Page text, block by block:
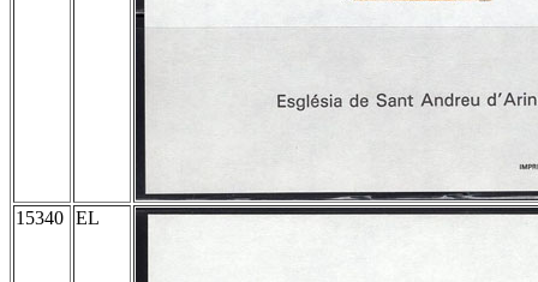
15340 EL